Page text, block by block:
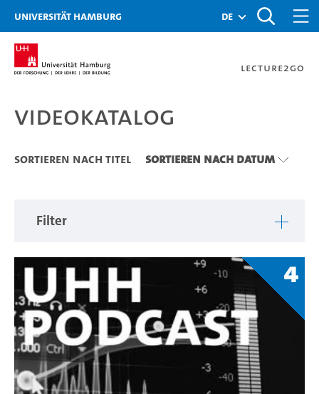
Zu den Filtern
Zur Metanavigation
Zur Hauptnavigation
Zur Suche
Zum Inhalt
Zum Seitenfuss
Universität Hamburg de
Lecture2Go
Videokatalog
Videokatalog
Sortieren nach Titel Sortieren nach Datum
Filter
4